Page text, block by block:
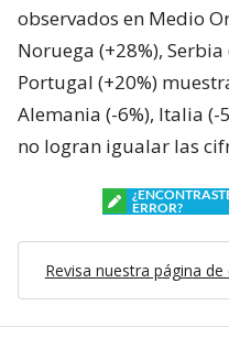
observados en Medio
Noruega (+28%),
Portugal (+20%)
Alemania (-6%), Italia (-
no logran igualar las
ERROR?
Revisa nuestra página